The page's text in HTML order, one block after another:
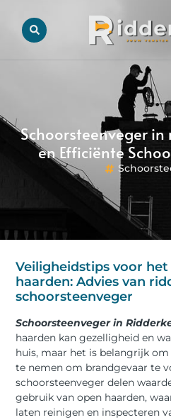
Schoorsteenveger
en Efficiënte
Veiligheidstips voor
haarden: Advies van
schoorsteenveger
Schoorsteenveger in
haarden kan gezelligheid en
huis, maar het is belangrijk
te nemen om brandgevaar te
schoorsteenveger delen
gebruik van open haarden,
laten reinigen en inspecteren